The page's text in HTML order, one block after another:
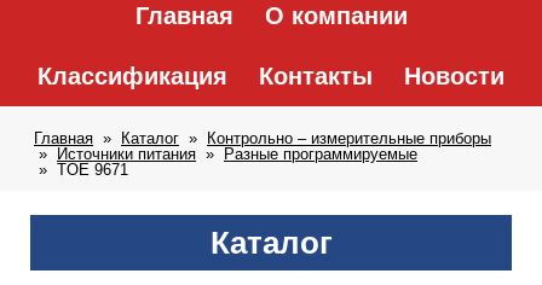
Главная О компании
Классификация Контакты Новости
Главная Каталог
Контрольно – измерительные приборы
Источники питания
Разные программируемые
TOE 9671
Каталог